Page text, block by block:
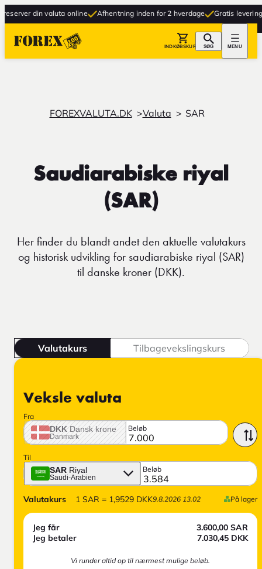
din valuta online Afhentning inden for 2 hverdage Gratis levering til
INDKØBSKURV SØG MENU
FOREXVALUTA.DK Valuta SAR
Saudiarabiske riyal
(SAR)
Her finder du blandt andet den aktuelle valutakurs
og historisk udvikling for saudiarabiske riyal (SAR)
til danske kroner (DKK).
Valutakurs Tilbagevekslingskurs
Veksle valuta
Fra
DKK Dansk krone
Danmark
Beløb
Til
SAR Riyal
Saudi-Arabien
Beløb
Valutakurs 1 SAR = 1,9529 DKK9.8.2026 13.02 På lager
Jeg får 3.600,00 SAR
Jeg betaler
7.030,45 DKK
Vi runder altid op til nærmest mulige beløb.